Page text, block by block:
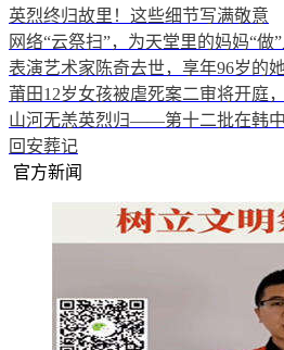
英烈终归故里！这些细节写满敬意
网络“云祭扫”，为天堂里的妈妈“做
表演艺术家陈奇去世，享年96岁的
莆田12岁女孩被虐死案二审将开庭
山河无恙英烈归——第十二批在韩
回安葬记
官方新闻